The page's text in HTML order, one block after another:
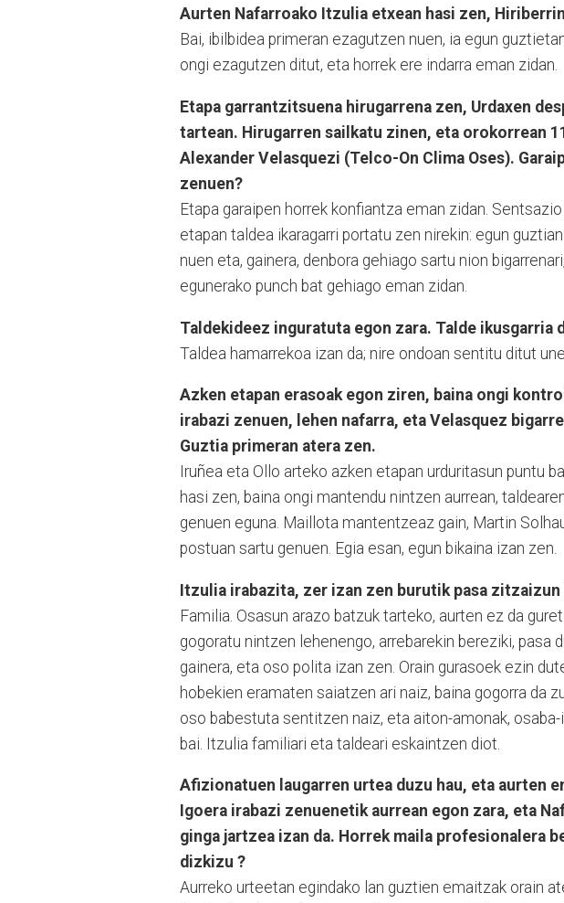
Aurten Nafarroako Itzulia etxean hasi zen,
Bai, ibilbidea primeran ezagutzen nuen, ia egun
ongi ezagutzen ditut, eta horrek ere indarra eman zidan.
Etapa garrantzitsuena hirugarrena zen, Urdaxen
tartean. Hirugarren sailkatu zinen, eta orokorrean
Alexander Velasquezi (Telco-On Clima Oses).
zenuen?
Etapa garaipen horrek konfiantza eman zidan.
etapan taldea ikaragarri portatu zen nirekin: egun
nuen eta, gainera, denbora gehiago sartu nion
egunerako punch bat gehiago eman zidan.
Taldekideez inguratuta egon zara. Talde ikusgarria
Taldea hamarrekoa izan da; nire ondoan sentitu ditut
Azken etapan erasoak egon ziren, baina ongi
irabazi zenuen, lehen nafarra, eta Velasquez
Guztia primeran atera zen.
Iruñea eta Ollo arteko azken etapan urduritasun puntu
hasi zen, baina ongi mantendu nintzen aurrean,
genuen eguna. Maillota mantentzeaz gain, Martin
postuan sartu genuen. Egia esan, egun bikaina izan zen.
Itzulia irabazita, zer izan zen burutik pasa
Familia. Osasun arazo batzuk tarteko, aurten ez da
gogoratu nintzen lehenengo, arrebarekin bereziki, pasa
gainera, eta oso polita izan zen. Orain gurasoek ezin
hobekien eramaten saiatzen ari naiz, baina gogorra da
oso babestuta sentitzen naiz, eta aiton-amonak,
bai. Itzulia familiari eta taldeari eskaintzen diot.
Afizionatuen laugarren urtea duzu hau, eta aurten
Igoera irabazi zenuenetik aurrean egon zara, eta
ginga jartzea izan da. Horrek maila profesionalera
dizkizu ?
Aurreko urteetan egindako lan guztien emaitzak orain